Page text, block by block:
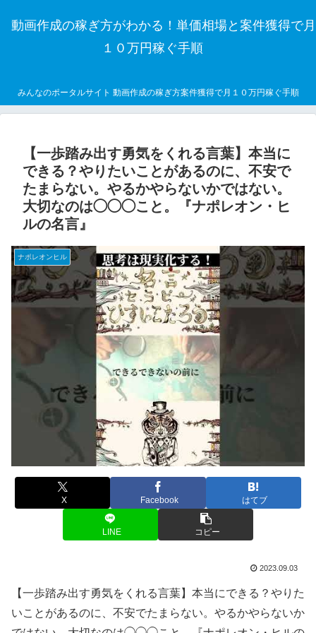
動画作成の稼ぎ方がわかる！単価相場と案件獲得で月
１０万円稼ぐ手順
みんなのポータルサイト 動画作成の稼ぎ方案件獲得で月１０万円稼ぐ手順
【一歩踏み出す勇気をくれる言葉】本当に
できる？やりたいことがあるのに、不安で
たまらない。やるかやらないかではない。
大切なのは◯◯◯こと。『ナポレオン・ヒ
ルの名言』
ナポレオンヒル
X Facebook はてブ
LINE コピー
2023.09.03
【一歩踏み出す勇気をくれる言葉】本当にできる？やりた
いことがあるのに、不安でたまらない。やるかやらないか